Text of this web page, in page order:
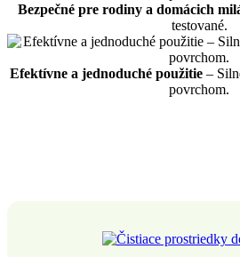
Bezpečné pre rodiny a domácich
testované.
Efektívne a jednoduché použitie –
povrchom.